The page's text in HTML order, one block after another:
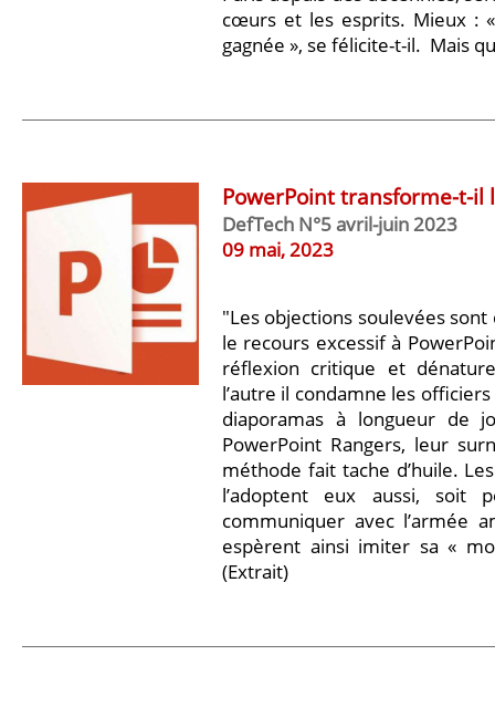
cœurs et les esprits. Mieux :
gagnée », se félicite-t-il. Mais
PowerPoint transforme-t-il
DefTech N°5 avril-juin 2023
09 mai, 2023
"Les objections soulevées
le recours excessif à
réflexion critique et
l’autre il condamne les
diaporamas à longueur de
PowerPoint Rangers, leur
méthode fait tache d’huile.
l’adoptent eux aussi, soit
communiquer avec l’armée
espèrent ainsi imiter sa «
(Extrait)